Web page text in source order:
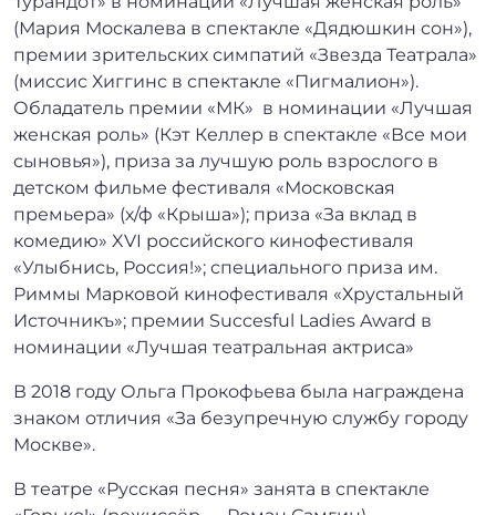
(Мария Москалева в спектакле «Дядюшкин сон»),
премии зрительских симпатий «Звезда Театрала»
(миссис Хиггинс в спектакле «Пигмалион»).
Обладатель премии «МК» в номинации «Лучшая
женская роль» (Кэт Келлер в спектакле «Все мои
сыновья»), приза за лучшую роль взрослого в
детском фильме фестиваля «Московская
премьера» (х/ф «Крыша»); приза «За вклад в
комедию» XVI российского кинофестиваля
«Улыбнись, Россия!»; специального приза им.
Риммы Марковой кинофестиваля «Хрустальный
Источникъ»; премии Succesful Ladies Award в
номинации «Лучшая театральная актриса»
В 2018 году Ольга Прокофьева была награждена
знаком отличия «За безупречную службу городу
Москве».
В театре «Русская песня» занята в спектакле